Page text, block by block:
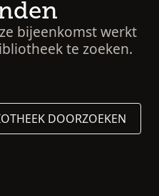
bijeenkomst werkt
te zoeken.
DOORZOEKEN